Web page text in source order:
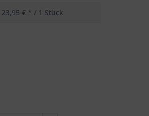
23,95 € * / 1 Stück